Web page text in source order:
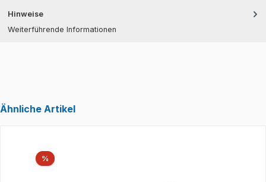
Hinweise
Weiterführende Informationen
Ähnliche Artikel
%Rabatt